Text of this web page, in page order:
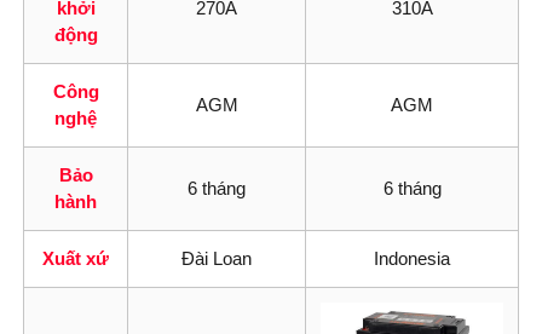
khởi
động
270A 310A
Công
nghệ
AGM AGM
Bảo
hành
6 tháng 6 tháng
Xuất xứ Đài Loan Indonesia